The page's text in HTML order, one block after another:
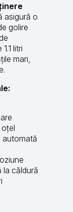
asigură o
golire
litri
mari,
oțel
automată
la căldură